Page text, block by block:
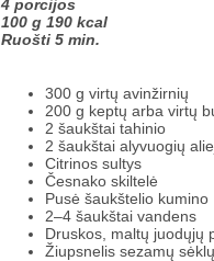
4 porcijos
100 g 190 kcal
Ruošti 5 min.
300 g virtų avinžirnių
200 g keptų arba virtų
2 šaukštai tahinio
2 šaukštai alyvuogių
Citrinos sultys
Česnako skiltelė
Pusė šaukštelio kumino
2–4 šaukštai vandens
Druskos, maltų juodųjų
Žiupsnelis sezamų sėklų